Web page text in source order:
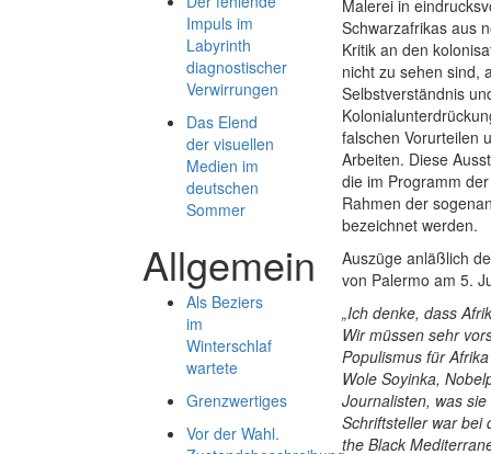
Impuls im
Labyrinth
diagnostischer
Verwirrungen
Das Elend
der visuellen
Medien im
deutschen
Sommer
Allgemein
Als Beziers
im
Winterschlaf
wartete
Grenzwertiges
Vor der Wahl.
Malerei in
Schwarzafrikas aus
Kritik an den
nicht zu sehen sind,
Selbstverständnis
falschen Vorurteilen
Arbeiten. Diese
die im Programm
Rahmen der
bezeichnet werden.
Auszüge anläßlich
von Palermo am 5.
„Ich denke, dass
Wir müssen sehr
Populismus für
Wole Soyinka,
Journalisten, was
Schriftsteller war bei
the Black